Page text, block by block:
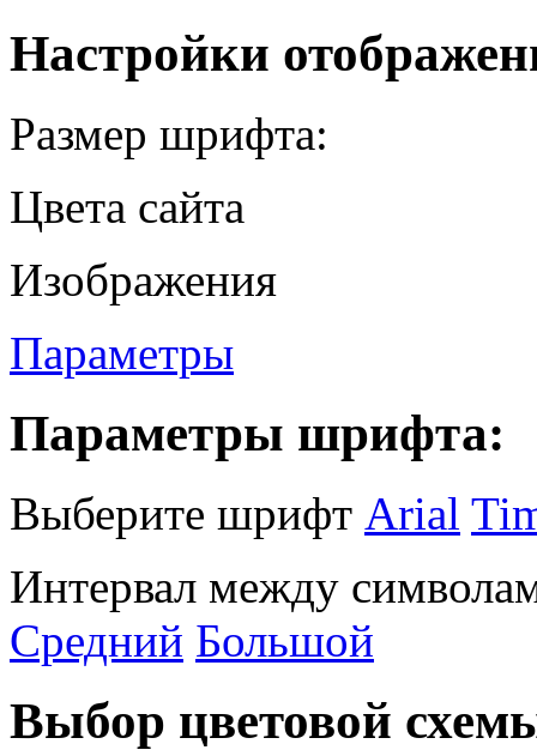
Настройки
Размер шрифта:
Цвета сайта
Изображения
Параметры
Параметры шрифта:
Выберите шрифт Arial
Интервал между
Средний Большой
Выбор цветовой